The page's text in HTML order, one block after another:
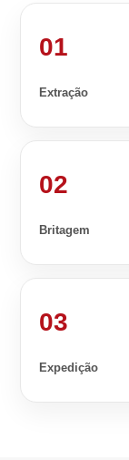
01
Extração
02
Britagem
03
Expedição